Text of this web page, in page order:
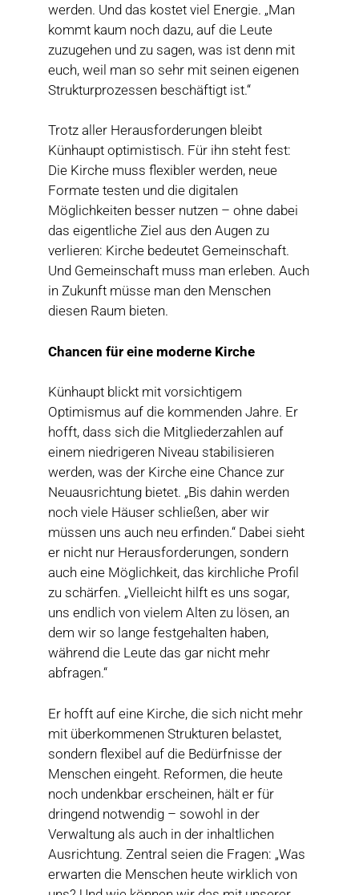
werden. Und das kostet viel Energie. „Man
kommt kaum noch dazu, auf die Leute
zuzugehen und zu sagen, was ist denn mit
euch, weil man so sehr mit seinen eigenen
Strukturprozessen beschäftigt ist.“
Trotz aller Herausforderungen bleibt
Künhaupt optimistisch. Für ihn steht fest:
Die Kirche muss flexibler werden, neue
Formate testen und die digitalen
Möglichkeiten besser nutzen – ohne dabei
das eigentliche Ziel aus den Augen zu
verlieren: Kirche bedeutet Gemeinschaft.
Und Gemeinschaft muss man erleben. Auch
in Zukunft müsse man den Menschen
diesen Raum bieten.
Chancen für eine moderne Kirche
Künhaupt blickt mit vorsichtigem
Optimismus auf die kommenden Jahre. Er
hofft, dass sich die Mitgliederzahlen auf
einem niedrigeren Niveau stabilisieren
werden, was der Kirche eine Chance zur
Neuausrichtung bietet. „Bis dahin werden
noch viele Häuser schließen, aber wir
müssen uns auch neu erfinden.“ Dabei sieht
er nicht nur Herausforderungen, sondern
auch eine Möglichkeit, das kirchliche Profil
zu schärfen. „Vielleicht hilft es uns sogar,
uns endlich von vielem Alten zu lösen, an
dem wir so lange festgehalten haben,
während die Leute das gar nicht mehr
abfragen.“
Er hofft auf eine Kirche, die sich nicht mehr
mit überkommenen Strukturen belastet,
sondern flexibel auf die Bedürfnisse der
Menschen eingeht. Reformen, die heute
noch undenkbar erscheinen, hält er für
dringend notwendig – sowohl in der
Verwaltung als auch in der inhaltlichen
Ausrichtung. Zentral seien die Fragen: „Was
erwarten die Menschen heute wirklich von